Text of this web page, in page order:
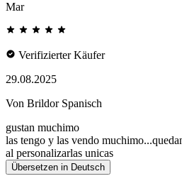
Mar
Verifizierter Käufer
29.08.2025
Von Brildor Spanisch
gustan muchimo
las tengo y las vendo
al personalizarlas unicas
Übersetzen in Deutsch